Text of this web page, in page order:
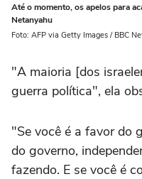
Até o momento, os apelos para
Netanyahu
Foto: AFP via Getty Images / BBC
"A maioria [dos
guerra política", ela
"Se você é a favor do
do governo,
fazendo. E se você é